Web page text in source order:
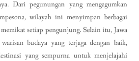
Dari pegunungan yang mengagumkan
wilayah ini menyimpan berbagai
setiap pengunjung. Selain itu, Jawa
budaya yang terjaga dengan baik,
yang sempurna untuk menjelajahi